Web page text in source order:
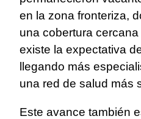
en la zona fronteriza,
una cobertura
existe la expectativa
llegando más
una red de salud más
Este avance también